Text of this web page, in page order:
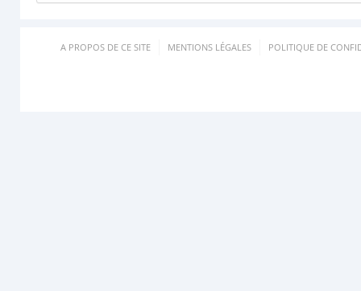
A PROPOS DE CE SITE MENTIONS LÉGALES POLITIQUE DE